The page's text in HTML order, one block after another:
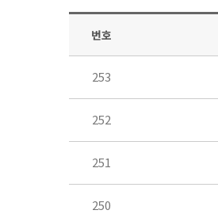
번호
253
252
251
250